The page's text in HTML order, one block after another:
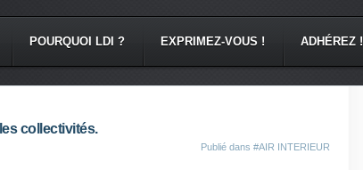
POURQUOI LDI ? EXPRIMEZ-VOUS ! ADHÉREZ !
collectivités.
Publié dans #AIR INTERIEUR